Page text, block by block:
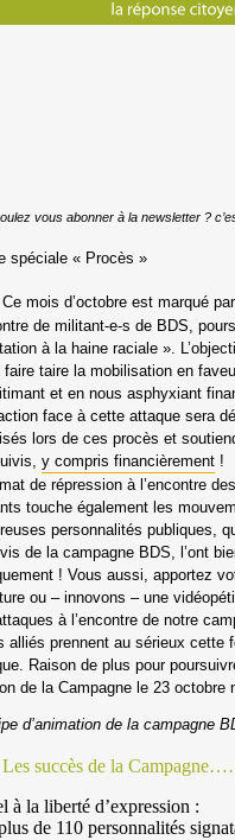
vous abonner à la newsletter ?
spéciale « Procès
Ce mois d’octobre est marqué
de militant-e-s de BDS,
à la haine raciale ».
faire taire la mobilisation en
et en nous asphyxiant
face à cette attaque sera
lors de ces procès et
y compris financièrement !
de répression à l’encontre
touche également les
personnalités publiques,
de la campagne BDS, l’ont
! Vous aussi, apportez
ou – innovons – une
à l’encontre de notre
alliés prennent au sérieux cette
Raison de plus pour
de la Campagne le 23 octobre
d’animation de la campagne
Les succès de la
à la liberté d’expression :
de 110 personnalités